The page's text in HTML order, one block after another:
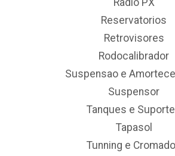
Reservatorios
Retrovisores
Rodocalibrador
Suspensao e
Suspensor
Tanques e
Tapasol
Tunning e